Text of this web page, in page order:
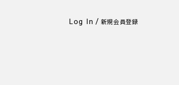
Log In / 新規会員登録